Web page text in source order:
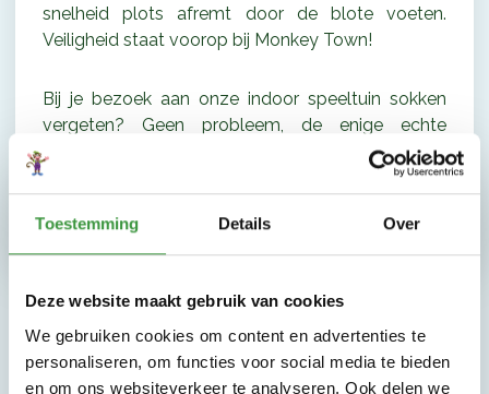
Toestemming Details Over
Deze website maakt gebruik van cookies
We gebruiken cookies om content en advertenties te
personaliseren, om functies voor social media te bieden
en om ons websiteverkeer te analyseren. Ook delen we
snelheid plots afremt door de blote voeten.
Veiligheid staat voorop bij Monkey Town!
Bij je bezoek aan onze indoor speeltuin sokken
vergeten? Geen probleem, de enige echte
Monkey Town Sokken zijn verkrijgbaar bij de
entreekassa.